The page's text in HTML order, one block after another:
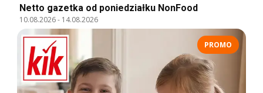
Netto gazetka od poniedziałku NonFood
10.08.2026- 14.08.2026
PROMO